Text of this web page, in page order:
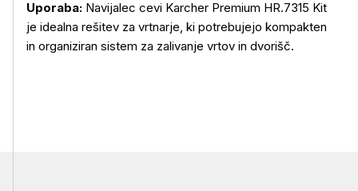
Uporaba: Navijalec cevi Karcher Premium HR.7315 Kit
je idealna rešitev za vrtnarje, ki potrebujejo kompakten
in organiziran sistem za zalivanje vrtov in dvorišč.